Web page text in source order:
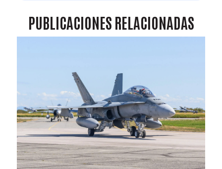
PUBLICACIONES RELACIONADAS